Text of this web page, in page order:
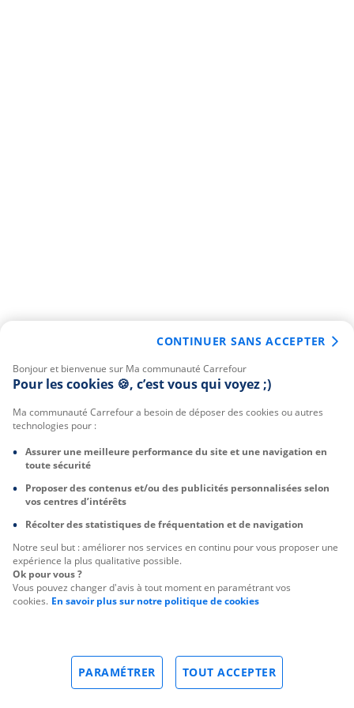
Bonjour et bienvenue sur Ma communauté Carrefour
Pour les cookies 🍪, c’est vous qui voyez ;)
Ma communauté Carrefour a besoin de déposer des cookies ou autres
technologies pour :
Assurer une meilleure performance du site et une navigation en
toute sécurité
Proposer des contenus et/ou des publicités personnalisées selon
vos centres d’intérêts
Récolter des statistiques de fréquentation et de navigation
Notre seul but : améliorer nos services en continu pour vous proposer une
expérience la plus qualitative possible.
Ok pour vous ?
Vous pouvez changer d'avis à tout moment en paramétrant vos
cookies. En savoir plus sur notre politique de cookies
TOUT ACCEPTER
PARAMÉTRER
CONTINUER SANS ACCEPTER